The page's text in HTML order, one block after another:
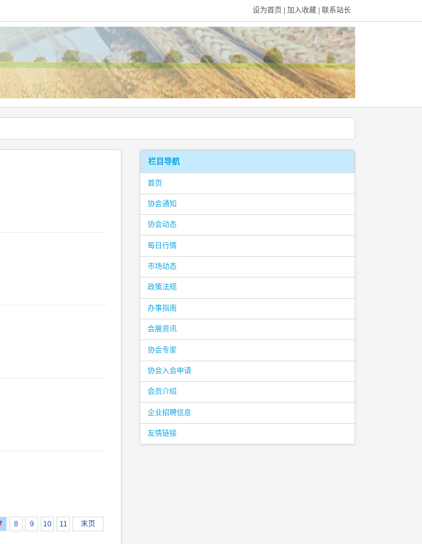
设为首页 加入收藏 联系站长
8 9 10 11
末页
栏目导航
首页
协会通知
协会动态
每日行情
市场动态
政策法规
办事指南
会展资讯
协会专家
协会入会申请
会员介绍
企业招聘信息
友情链接